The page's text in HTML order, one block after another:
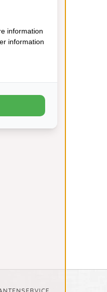
information
information